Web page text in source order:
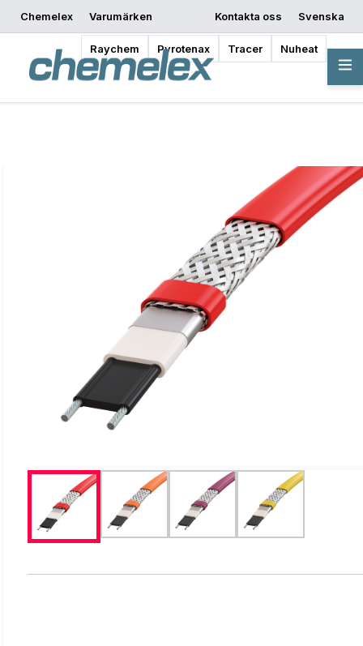
Chemelex Varumärken
Raychem Pyrotenax Tracer Nuheat
Kontakta oss
Svenska
Begär offert
Var kan man köpa Börja designa
Översikt